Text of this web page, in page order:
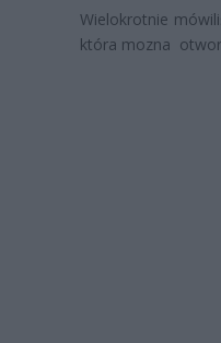
Wielokrotnie
która mozna